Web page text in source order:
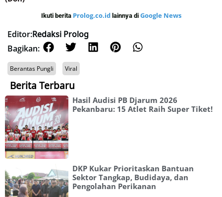
Ikuti berita Prolog.co.id lainnya di Google News
Editor:Redaksi Prolog
Bagikan:
Berantas Pungli Viral
Berita Terbaru
Hasil Audisi PB Djarum 2026
Pekanbaru: 15 Atlet Raih Super Tiket!
DKP Kukar Prioritaskan Bantuan
Sektor Tangkap, Budidaya, dan
Pengolahan Perikanan